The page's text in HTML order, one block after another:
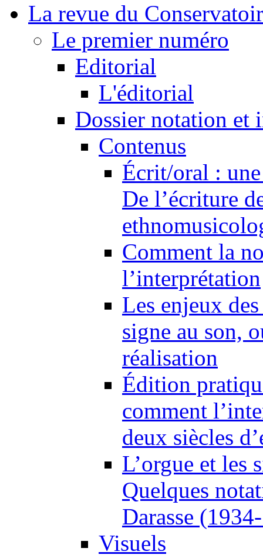
La revue du
Le premier numéro
Editorial
L'éditorial
Dossier notation et
Contenus
Écrit/oral :
De l’écriture
Comment la
l’interprétation
Les enjeux
signe au son,
réalisation
Édition
comment
deux siècles
L’orgue et les
Quelques
Darasse
Visuels